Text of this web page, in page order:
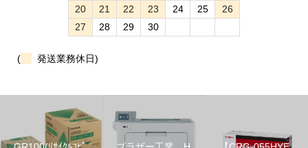
20
21 22 23 24 25
26
27
28 29 30
( 発送業務休日)